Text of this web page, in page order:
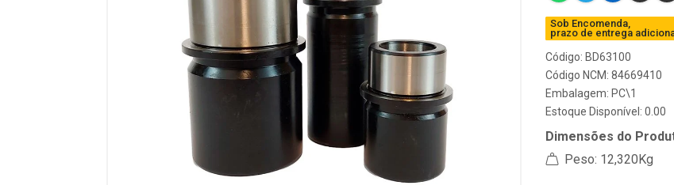
Sob Encomenda,
prazo de entrega
Código: BD63100
Código NCM: 84669410
Embalagem: PC\1
Estoque Disponível: 0.00
Dimensões do
Peso: 12,320Kg